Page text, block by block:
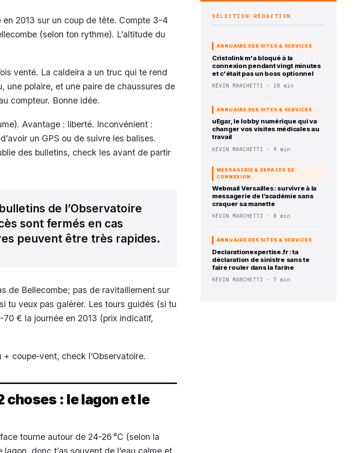
2013 sur un coup de tête. Compte 3-4
(selon ton rythme). L’altitude du
venté. La caldeira a un truc qui te rend
une polaire, et une paire de chaussures de
compteur. Bonne idée.
Avantage : liberté. Inconvénient :
un GPS ou de suivre les balises.
des bulletins, check les avant de partir
de l’Observatoire
sont fermés en cas
peuvent être très rapides.
de Bellecombe; pas de ravitaillement sur
tu veux pas galérer. Les tours guidés (si tu
€ la journée en 2013 (prix indicatif,
coupe‑vent, check l’Observatoire.
choses : le lagon et le
tourne autour de 24-26 °C (selon la
donc t’as souvent de l’eau calme et
SÉLECTION RÉDACTION
ANNUAIRE DES SITES & SERVICES
Cristolink m'a bloqué à la
connexion pendant vingt minutes
et c'était pas un boss optionnel
KÉVIN MARCHETTI · 10 min
ANNUAIRE DES SITES & SERVICES
uEgar, le lobby numérique qui va
changer vos visites médicales au
travail
KÉVIN MARCHETTI · 9 min
MESSAGERIE & ESPACES DE
CONNEXION
Webmail Versailles : survivre à la
messagerie de l’académie sans
craquer sa manette
KÉVIN MARCHETTI · 8 min
ANNUAIRE DES SITES & SERVICES
Declarationexpertise.fr : ta
déclaration de sinistre sans te
faire rouler dans la farine
KÉVIN MARCHETTI · 7 min